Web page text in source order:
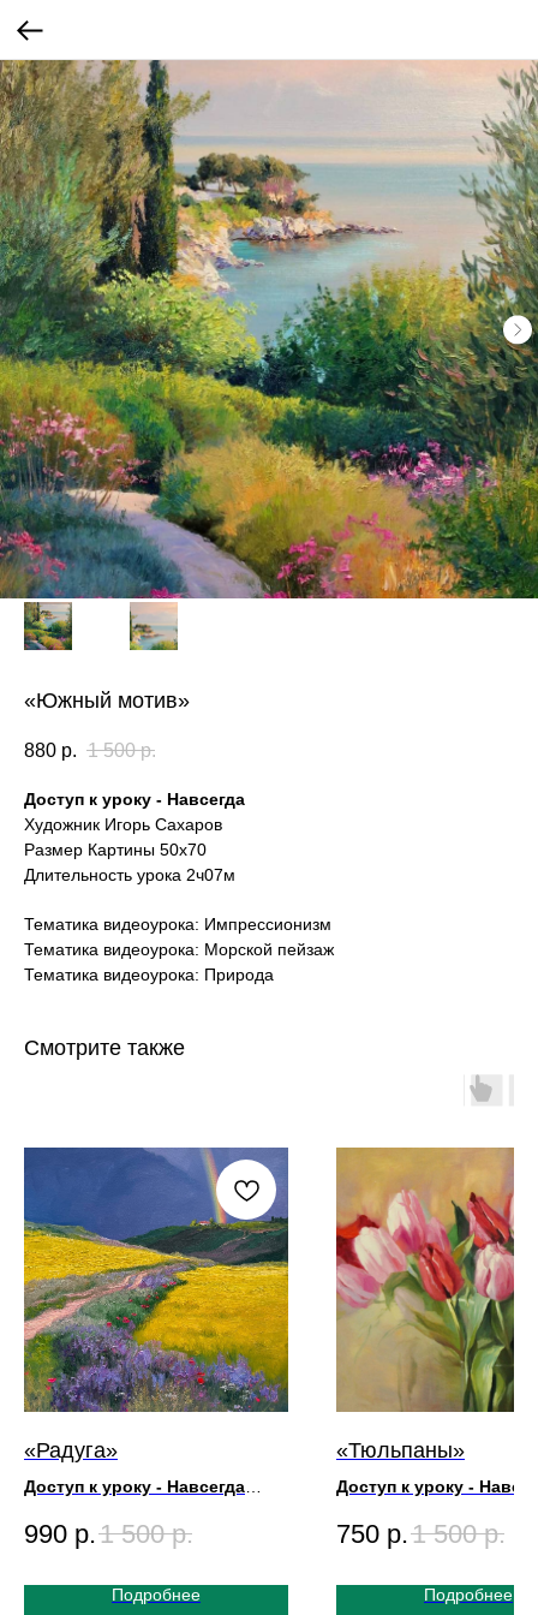
«Южный мотив»
880 р. 1 500 р.
Доступ к уроку - Навсегда
Художник Игорь Сахаров
Размер Картины 50х70
Длительность урока 2ч07м
Тематика видеоурока: Импрессионизм
Тематика видеоурока: Морской пейзаж
Тематика видеоурока: Природа
Смотрите также
«Радуга»
Доступ к уроку - Навсегда
Размер Картины 50х70
990 р.1 500 р.
Подробнее
«Тюльпаны»
Доступ к уроку -
Размер Картины 50х70
750 р.1 500 р.
Подробнее